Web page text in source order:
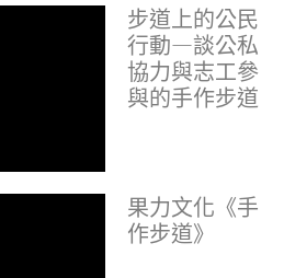
步道上的公民
行動—談公私
協力與志工參
與的手作步道
果力文化《手
作步道》